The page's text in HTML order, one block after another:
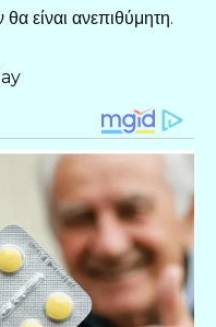
θα είναι ανεπιθύμητη.